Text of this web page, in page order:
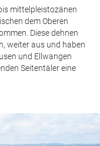
mittelpleistozänen
dem Oberen
Diese dehnen
weiter aus und haben
und Ellwangen
Seitentäler eine